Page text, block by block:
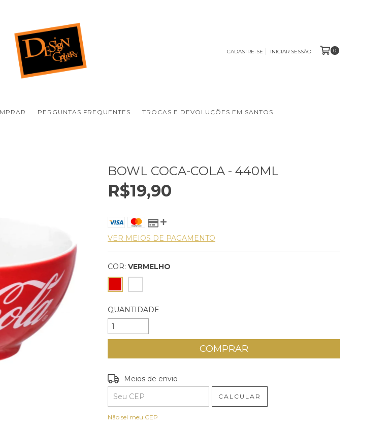
CADASTRE-SE INICIAR SESSÃO 0
PERGUNTAS FREQUENTES TROCAS E DEVOLUÇÕES EM SANTOS
BOWL COCA-COLA - 440ML
R$19,90
VER MEIOS DE PAGAMENTO
COR: VERMELHO
QUANTIDADE
Entregas para o CEP:
Meios de envio
CALCULAR
Não sei meu CEP